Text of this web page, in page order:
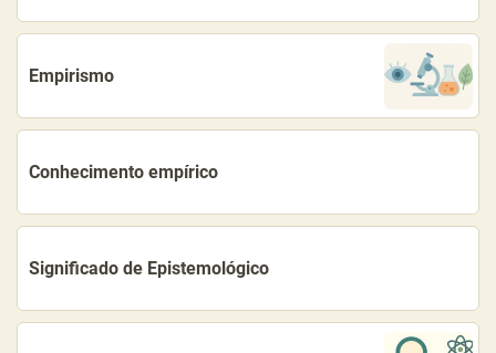
Empirismo
Conhecimento empírico
Significado de Epistemológico